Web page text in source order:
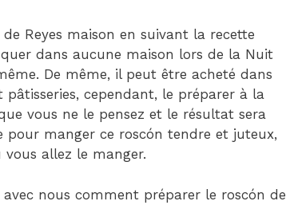
Reyes maison en suivant la recette
dans aucune maison lors de la Nuit
De même, il peut être acheté dans
cependant, le préparer à la
vous ne le pensez et le résultat sera
pour manger ce roscón tendre et juteux,
allez le manger.
nous comment préparer le roscón de